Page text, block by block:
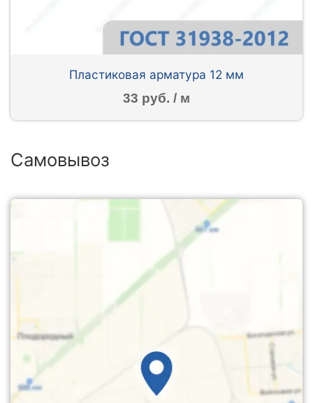
Пластиковая арматура 12 мм
33 руб. / м
Самовывоз